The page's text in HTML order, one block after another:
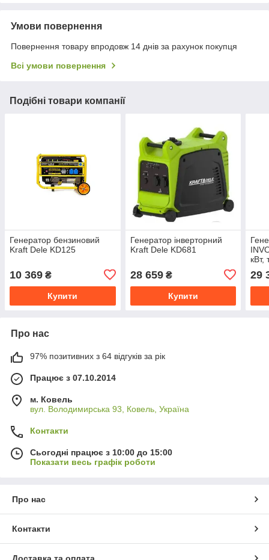
Умови повернення
Повернення товару впродовж 14 днів за рахунок покупця
Всі умови повернення
Подібні товари компанії
Генератор бензиновий
Kraft Dele KD125
10 369 ₴
Купити
Генератор інверторний
Kraft Dele KD681
28 659₴
Купити
кВт,
29
Про нас
97% позитивних з 64 відгуків за рік
Працює з 07.10.2014
м. Ковель
вул. Володимирська 93, Ковель, Україна
Контакти
Сьогодні працює з 10:00 до 15:00
Показати весь графік роботи
Про нас
Контакти